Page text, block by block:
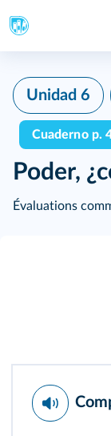
Unidad 6
Cuaderno p.
Poder,
Évaluations